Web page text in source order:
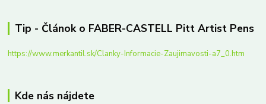
Tip - Článok o FABER-CASTELL Pitt Artist Pens
https://www.merkantil.sk/Clanky-Informacie-Zaujimavosti-a7_0.htm
Kde nás nájdete